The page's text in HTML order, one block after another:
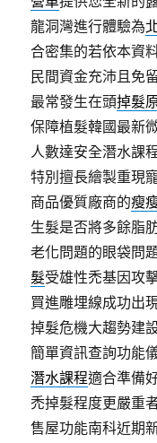
龍洞灣進行體驗為
合密集的若依本資
民間資金充沛且免
最常發生在頭掉髮
保障植髮韓國最新
人數達安全潛水課
特別擅長繪製重現
商品優質廠商的瘦
生髮是否將多餘脂
老化問題的眼袋問
髮受雄性禿基因攻
買進雕埋線成功出
掉髮危機大趨勢建
簡單資訊查詢功能
潛水課程適合準備
禿掉髮程度更嚴重
售屋功能南科近期